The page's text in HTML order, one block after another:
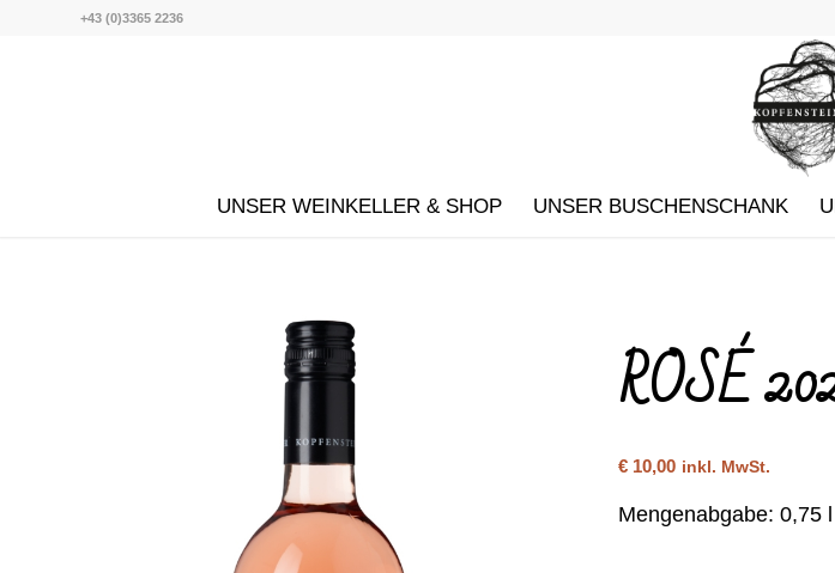
+43 (0)3365 2236
UNSER WEINKELLER & SHOP UNSER BUSCHENSCHANK
ROSÉ
€ 10,00 inkl. MwSt.
Mengenabgabe: 0,75 l